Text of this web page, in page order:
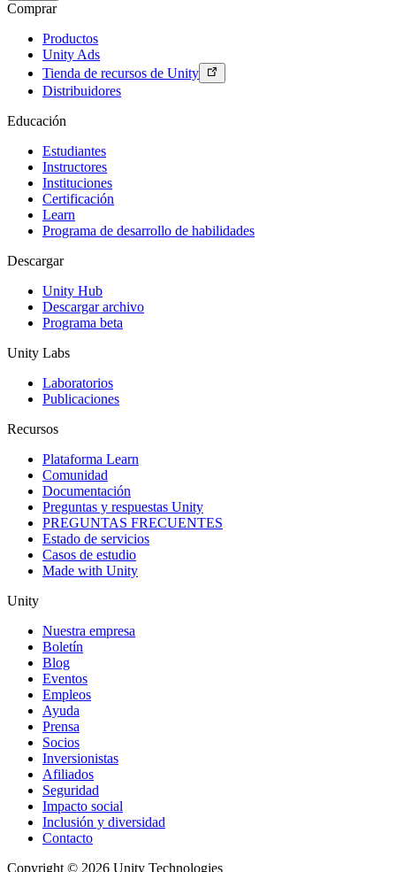
Comprar
Productos
Unity Ads
Tienda de recursos de Unity
Distribuidores
Educación
Estudiantes
Instructores
Instituciones
Certificación
Learn
Programa de desarrollo de habilidades
Descargar
Unity Hub
Descargar archivo
Programa beta
Unity Labs
Laboratorios
Publicaciones
Recursos
Plataforma Learn
Comunidad
Documentación
Preguntas y respuestas Unity
PREGUNTAS FRECUENTES
Estado de servicios
Casos de estudio
Made with Unity
Unity
Nuestra empresa
Boletín
Blog
Eventos
Empleos
Ayuda
Prensa
Socios
Inversionistas
Afiliados
Seguridad
Impacto social
Inclusión y diversidad
Contacto
Copyright © 2026 Unity Technologies